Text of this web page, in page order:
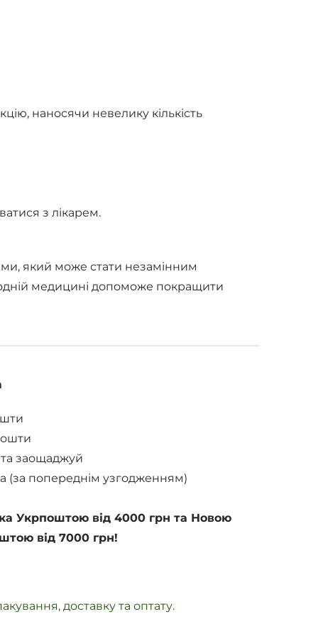
наносячи невелику кількість
з лікарем.
який може стати незамінним
медицині допоможе покращити
заощаджуй
(за попереднім узгодженням)
Укрпоштою від 4000 грн та Новою
від 7000 грн!
доставку та оптату.